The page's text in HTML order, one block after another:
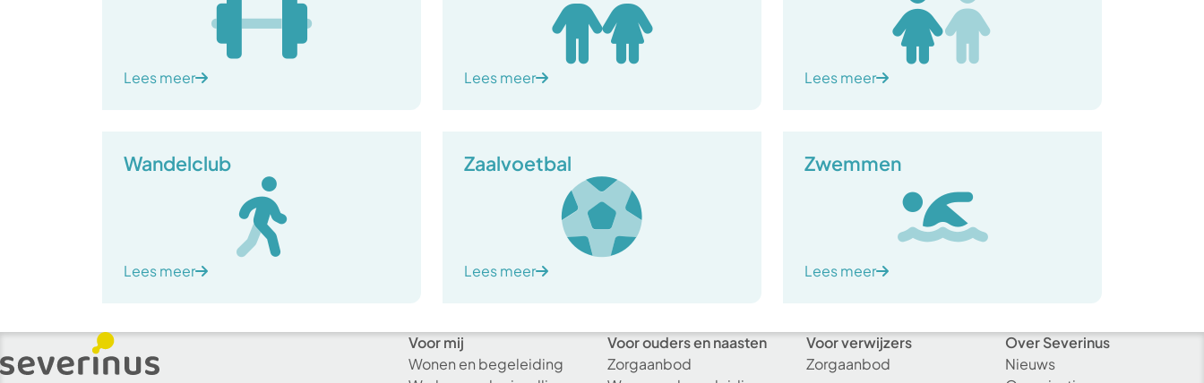
Lees meer Lees meer Lees meer
Wandelclub
Lees meer
Zaalvoetbal
Lees meer
Zwemmen
Lees meer
Voor mij
Wonen en begeleiding
Voor ouders en naasten
Zorgaanbod
Voor verwijzers
Zorgaanbod
Over Severinus
Nieuws